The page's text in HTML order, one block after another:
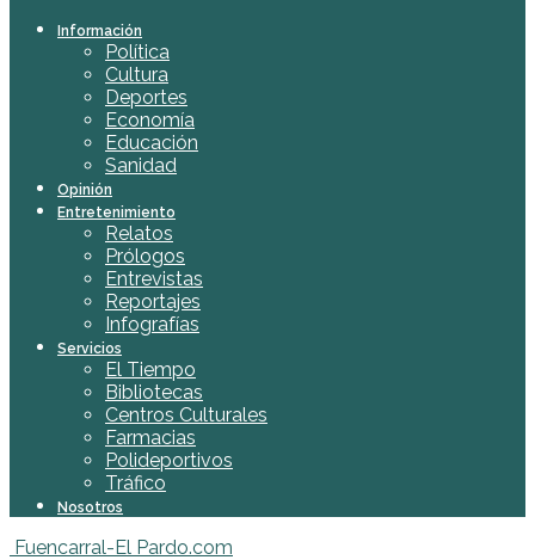
Información
Política
Cultura
Deportes
Economía
Educación
Sanidad
Opinión
Entretenimiento
Relatos
Prólogos
Entrevistas
Reportajes
Infografías
Servicios
El Tiempo
Bibliotecas
Centros Culturales
Farmacias
Polideportivos
Tráfico
Nosotros
Fuencarral-El Pardo.com